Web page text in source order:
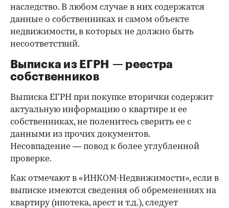
наследство. В любом случае в них содержатся
данные о собственниках и самом объекте
недвижимости, в которых не должно быть
несоответствий.
Выписка из ЕГРН — реестра
собственников
Выписка ЕГРН при покупке вторички содержит
актуальную информацию о квартире и ее
собственниках, не поленитесь сверить ее с
данными из прочих документов.
Несовпадение — повод к более углубленной
проверке.
Как отмечают в «ИНКОМ-Недвижимости», если в
выписке имеются сведения об обременениях на
квартиру (ипотека, арест и т.д.), следует